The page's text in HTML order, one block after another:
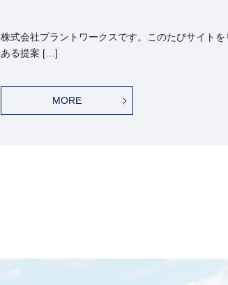
株式会社プラントワークスです。このたびサイト
ある提案 […]
MORE